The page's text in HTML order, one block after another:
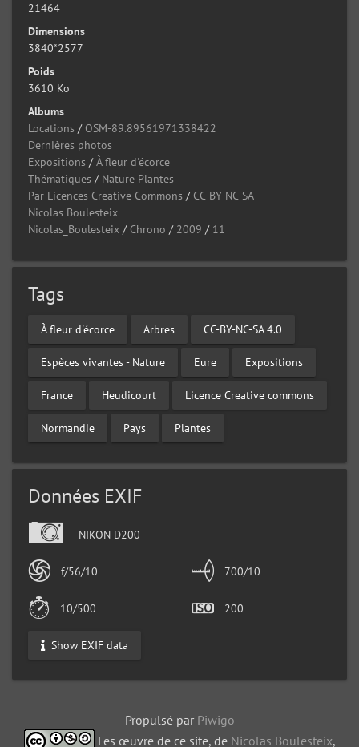
21464
Dimensions
3840*2577
Poids
3610 Ko
Albums
Locations / OSM-89.89561971338422
Dernières photos
Expositions /À fleur d'écorce
Thématiques / Nature Plantes
Par Licences Creative Commons / CC-BY-NC-SA
Nicolas Boulesteix
Nicolas_Boulesteix / Chrono / 2009 / 11
Tags
À fleur d'écorce Arbres CC-BY-NC-SA 4.0
Espèces vivantes - Nature Eure Expositions
France Heudicourt Licence Creative commons
Normandie Pays Plantes
Données EXIF
NIKON D200
f/56/10 700/10
10/500 200
Show EXIF data
Propulsé par Piwigo
Les œuvre de ce site, de Nicolas Boulesteix,